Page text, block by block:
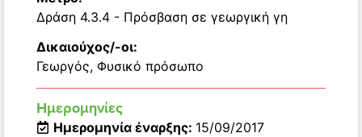
Δράση 4.3.4 - Πρόσβαση σε γεωργική γη
Δικαιούχος/-οι:
Γεωργός, Φυσικό πρόσωπο
Ημερομηνίες
Ημερομηνία έναρξης: 15/09/2017